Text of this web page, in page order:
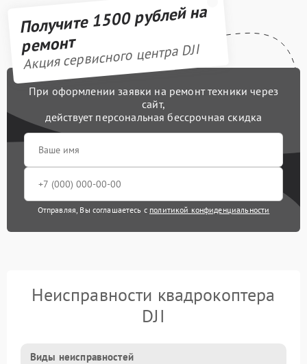
Получите 1500 рублей на
ремонт
Акция сервисного центра DJI
При оформлении заявки на ремонт техники через
сайт,
действует персональная бессрочная скидка
Отправляя, Вы соглашаетесь с политикой конфиденциальности
Неисправности квадрокоптера
DJI
Виды неисправностей